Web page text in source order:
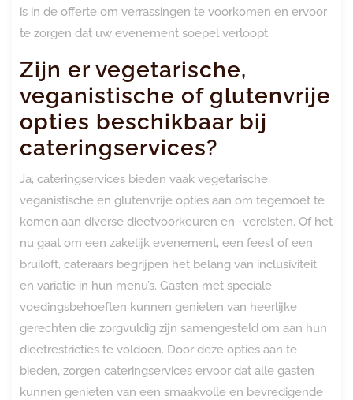
is in de offerte om verrassingen te voorkomen en ervoor
te zorgen dat uw evenement soepel verloopt.
Zijn er vegetarische,
veganistische of glutenvrije
opties beschikbaar bij
cateringservices?
Ja, cateringservices bieden vaak vegetarische,
veganistische en glutenvrije opties aan om tegemoet te
komen aan diverse dieetvoorkeuren en -vereisten. Of het
nu gaat om een zakelijk evenement, een feest of een
bruiloft, cateraars begrijpen het belang van inclusiviteit
en variatie in hun menu’s. Gasten met speciale
voedingsbehoeften kunnen genieten van heerlijke
gerechten die zorgvuldig zijn samengesteld om aan hun
dieetrestricties te voldoen. Door deze opties aan te
bieden, zorgen cateringservices ervoor dat alle gasten
kunnen genieten van een smaakvolle en bevredigende